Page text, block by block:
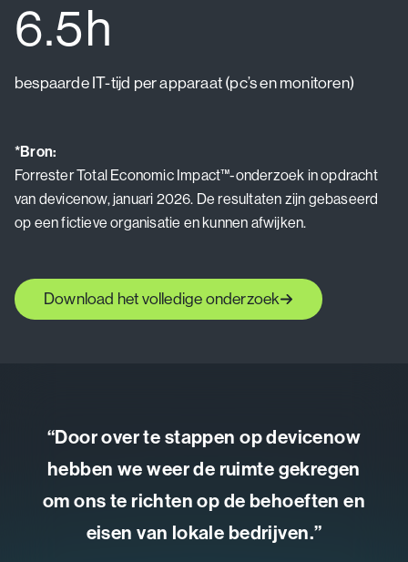
6.5h
bespaarde IT-tijd per apparaat (pc’s en monitoren)
*Bron:
Forrester Total Economic Impact™-onderzoek in opdracht
van devicenow, januari 2026. De resultaten zijn gebaseerd
op een fictieve organisatie en kunnen afwijken.
Download het volledige onderzoek
“Door over te stappen op devicenow
hebben we weer de ruimte gekregen
om ons te richten op de behoeften en
eisen van lokale bedrijven.”